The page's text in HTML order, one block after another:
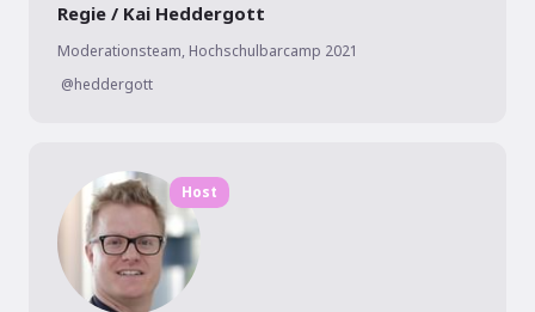
Regie / Kai Heddergott
Moderationsteam, Hochschulbarcamp 2021
@heddergott
Host